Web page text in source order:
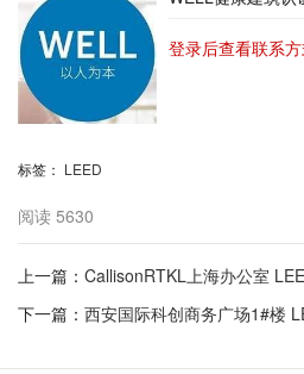
登录后查看联系
标签： LEED
阅读 5630
上一篇： CallisonRTKL上海办公室
下一篇： 西安国际科创商务广场1#楼